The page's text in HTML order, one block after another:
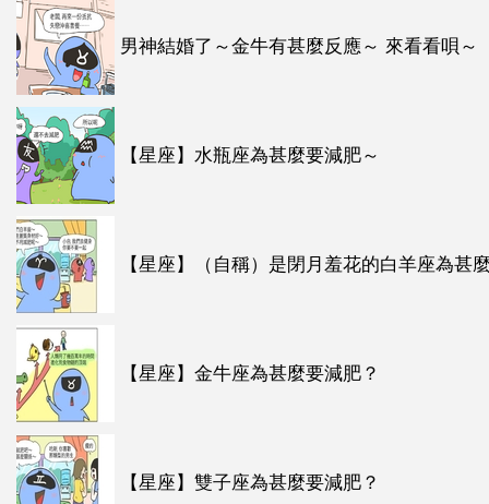
男神結婚了～金牛有甚麼反應～ 來看看唄～
【星座】水瓶座為甚麼要減肥～
【星座】（自稱）是閉月羞花的白羊座為甚
【星座】金牛座為甚麼要減肥？
【星座】雙子座為甚麼要減肥？